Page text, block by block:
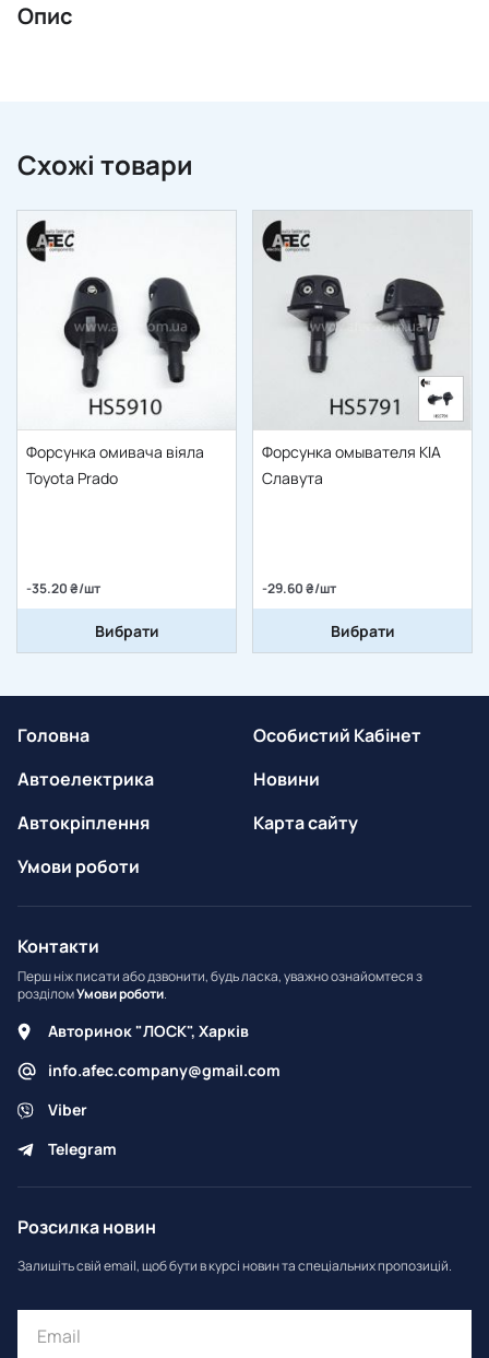
Опис
Схожі товари
Форсунка омивача віяла
Toyota Prado
-35.20 ₴/шт
Вибрати
Форсунка омывателя KIA
Славута
-29.60 ₴/шт
Вибрати
Головна
Автоелектрика
Автокріплення
Умови роботи
Особистий Кабінет
Новини
Карта сайту
Контакти
Перш ніж писати або дзвонити, будь ласка, уважно ознайомтеся з
розділомУмови роботи.
Авторинок "ЛОСК", Харків
info.afec.company@gmail.com
Viber
Telegram
Розсилка новин
Залишіть свій email, щоб бути в курсі новин та спеціальних пропозицій.